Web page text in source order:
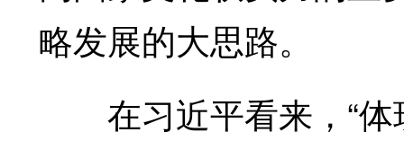
略发展的大思路。
在习近平看来，“体